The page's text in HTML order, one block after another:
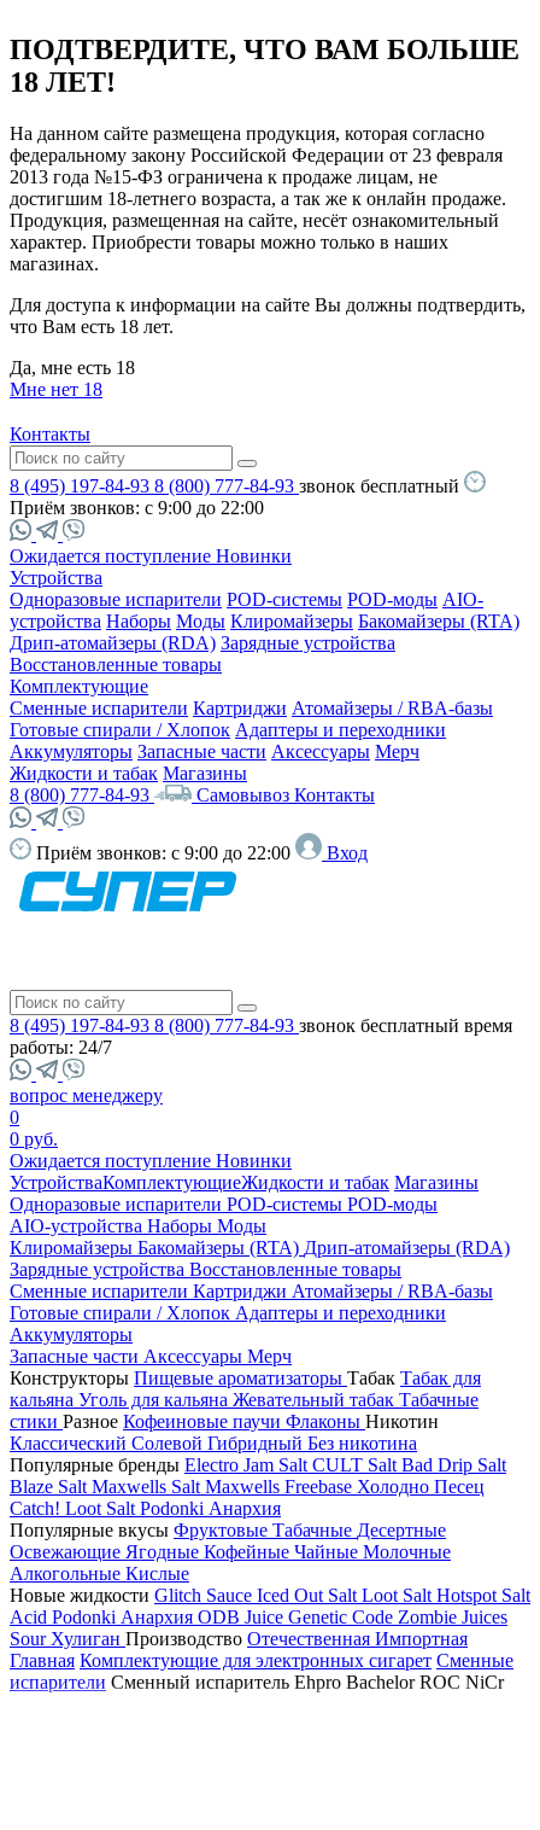
ПОДТВЕРДИТЕ, ЧТО ВАМ БОЛЬШЕ
18 ЛЕТ!
На данном сайте размещена продукция, которая согласно
федеральному закону Российской Федерации от 23 февраля
2013 года №15-ФЗ ограничена к продаже лицам, не
достигшим 18-летнего возраста, а так же к онлайн продаже.
Продукция, размещенная на сайте, несёт ознакомительный
характер. Приобрести товары можно только в наших
магазинах.
Для доступа к информации на сайте Вы должны подтвердить,
что Вам есть 18 лет.
Да, мне есть 18
Мне нет 18
Контакты
8 (495) 197-84-93 8 (800) 777-84-93 звонок бесплатный
Приём звонков: с 9:00 до 22:00
Ожидается поступление Новинки
Устройства
Одноразовые испарители POD-системы POD-моды AIO-
устройства Наборы Моды Клиромайзеры Бакомайзеры (RTA)
Дрип-атомайзеры (RDA) Зарядные устройства
Восстановленные товары
Комплектующие
Сменные испарители Картриджи Атомайзеры / RBA-базы
Готовые спирали / Хлопок Адаптеры и переходники
Аккумуляторы Запасные части Аксессуары Мерч
Жидкости и табак Магазины
8 (800) 777-84-93
Самовывоз Контакты
Приём звонков: с 9:00 до 22:00 Вход
8 (495) 197-84-93 8 (800) 777-84-93 звонок бесплатный время
работы: 24/7
вопрос менеджеру
0
0 руб.
Ожидается поступление Новинки
УстройстваКомплектующиеЖидкости и табак Магазины
Одноразовые испарители POD-системы POD-моды
AIO-устройства Наборы Моды
Клиромайзеры Бакомайзеры (RTA) Дрип-атомайзеры (RDA)
Зарядные устройства Восстановленные товары
Сменные испарители Картриджи Атомайзеры / RBA-базы
Готовые спирали / Хлопок Адаптеры и переходники
Аккумуляторы
Запасные части Аксессуары Мерч
Конструкторы Пищевые ароматизаторы Табак Табак для
кальяна Уголь для кальяна Жевательный табак Табачные
стики Разное Кофеиновые паучи Флаконы Никотин
Классический Солевой Гибридный Без никотина
Популярные бренды Electro Jam Salt CULT Salt Bad Drip Salt
Blaze Salt Maxwells Salt Maxwells Freebase Холодно Песец
Catch! Loot Salt Podonki Анархия
Популярные вкусы Фруктовые Табачные Десертные
Освежающие Ягодные Кофейные Чайные Молочные
Алкогольные Кислые
Новые жидкости Glitch Sauce Iced Out Salt Loot Salt Hotspot Salt
Acid Podonki Анархия ODB Juice Genetic Code Zombie Juices
Sour Хулиган Производство Отечественная Импортная
Главная Комплектующие для электронных сигарет Сменные
испарители Сменный испаритель Ehpro Bachelor ROC NiCr